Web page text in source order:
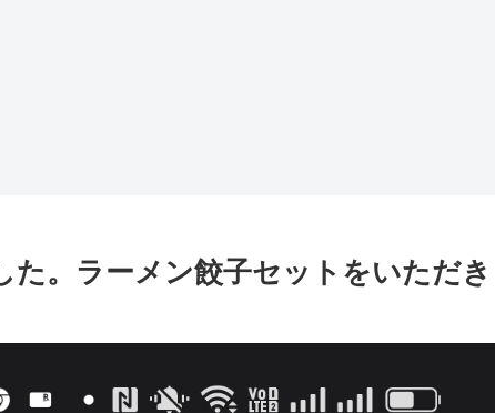
た。ラーメン餃子セットをいただき